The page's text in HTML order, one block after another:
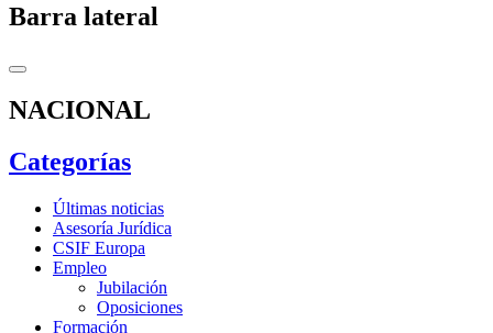
Barra lateral
NACIONAL
Categorías
Últimas noticias
Asesoría Jurídica
CSIF Europa
Empleo
Jubilación
Oposiciones
Formación